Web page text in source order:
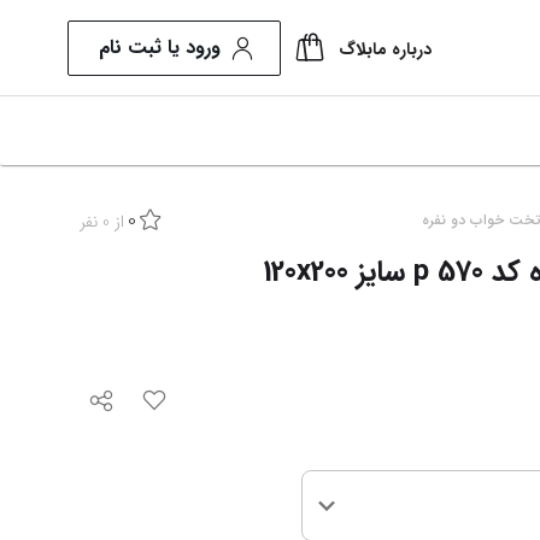
درباره مابلاگ ورود یا ثبت نام
تخت خواب دو نفره 0 از 0 نفر
تخت خواب دونفره کد p 570 سایز 120x200